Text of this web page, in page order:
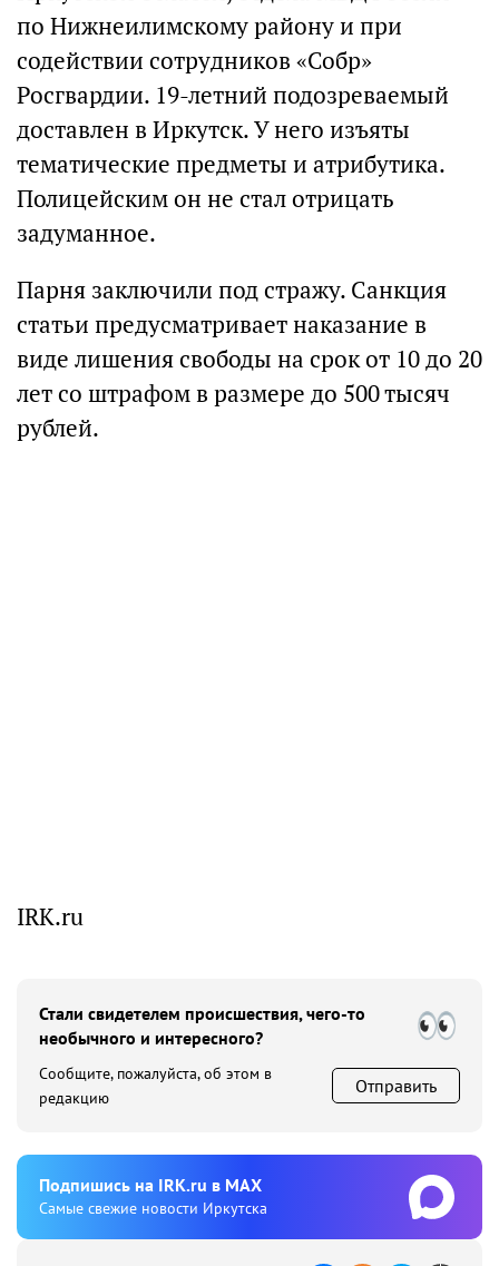
по Нижнеилимскому району и при
содействии сотрудников «Собр»
Росгвардии. 19-летний подозреваемый
доставлен в Иркутск. У него изъяты
тематические предметы и атрибутика.
Полицейским он не стал отрицать
задуманное.
Парня заключили под стражу. Санкция
статьи предусматривает наказание в
виде лишения свободы на срок от 10 до 20
лет со штрафом в размере до 500 тысяч
рублей.
IRK.ru
Стали свидетелем происшествия, чего-то
необычного и интересного?
Сообщите, пожалуйста, об этом в
редакцию
Отправить
Подпишиcь на IRK.ru в MAX
Cамые свежие новости Иркутска